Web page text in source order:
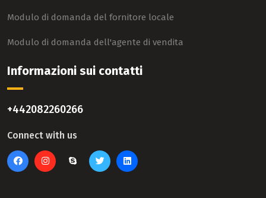
Modulo di domanda del fornitore locale
Modulo di domanda dell'agente di vendita
Informazioni sui contatti
+442082260266
Connect with us